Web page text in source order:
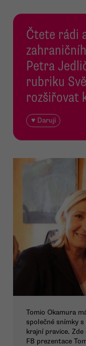
Čtete rádi
Petra
rubriku
rozšiřovat
♥ Daruji
Tomio Okamura
společné snímky
krajní pravice.
FB prezentace